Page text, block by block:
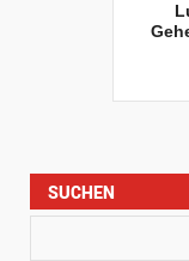
SUCHEN